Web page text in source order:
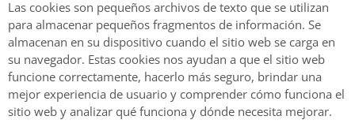
Las cookies son pequeños archivos de texto que se utilizan
para almacenar pequeños fragmentos de información. Se
almacenan en su dispositivo cuando el sitio web se carga en
su navegador. Estas cookies nos ayudan a que el sitio web
funcione correctamente, hacerlo más seguro, brindar una
mejor experiencia de usuario y comprender cómo funciona el
sitio web y analizar qué funciona y dónde necesita mejorar.